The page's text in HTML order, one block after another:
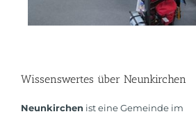
Wissenswertes über Neunkirchen
Neunkirchen ist eine Gemeinde im